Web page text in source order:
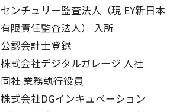
センチュリー監査法人（現 EY新日本
有限責任監査法人） 入所
公認会計士登録
株式会社デジタルガレージ 入社
同社 業務執行役員
株式会社DGインキュベーション